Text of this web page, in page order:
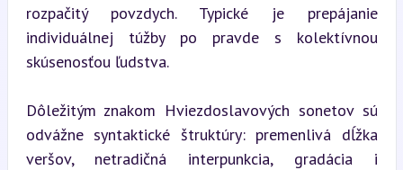
rozpačitý povzdych. Typické je prepájanie
individuálnej túžby po pravde s kolektívnou
skúsenosťou ľudstva.
Dôležitým znakom Hviezdoslavových sonetov sú
odvážne syntaktické štruktúry: premenlivá dĺžka
veršov, netradičná interpunkcia, gradácia i